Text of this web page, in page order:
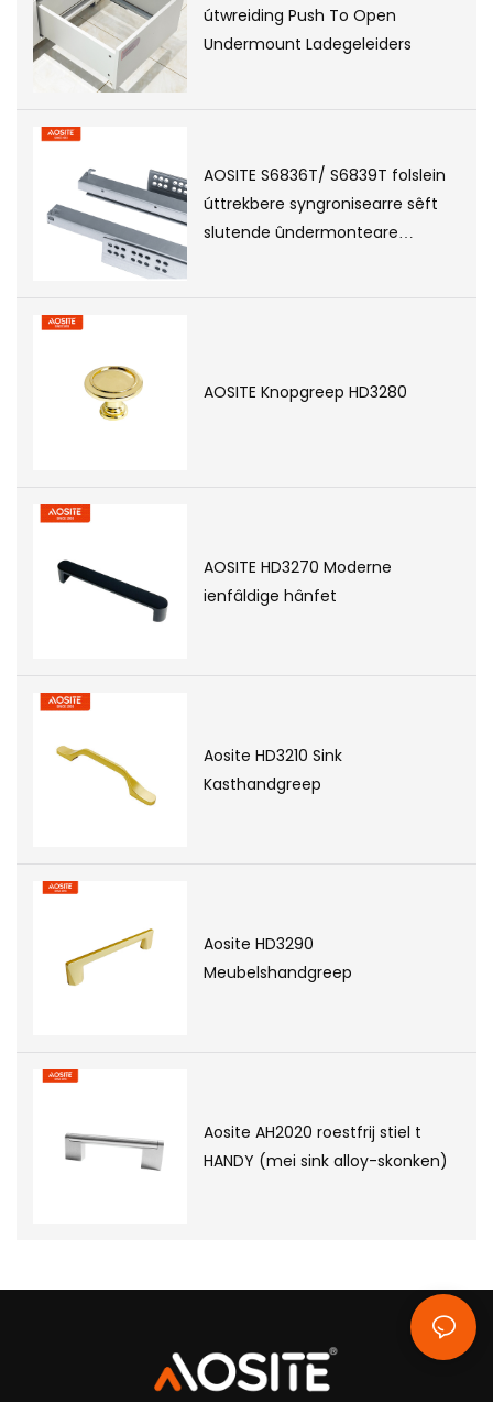
útwreiding Push To Open
Undermount Ladegeleiders
AOSITE S6836T/ S6839T folslein
úttrekbere syngronisearre sêft
slutende ûndermonteare
AOSITE Knopgreep HD3280
AOSITE HD3270 Moderne
ienfâldige hânfet
Aosite HD3210 Sink
Kasthandgreep
Aosite HD3290
Meubelshandgreep
Aosite AH2020 roestfrij stiel t
HANDY (mei sink alloy-skonken)